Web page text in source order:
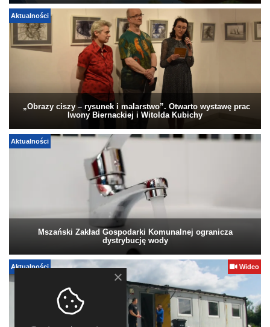
Aktualności
„Obrazy ciszy – rysunek i malarstwo”. Otwarto wystawę prac
Iwony Biernackiej i Witolda Kubichy
Aktualności
Mszański Zakład Gospodarki Komunalnej ogranicza
dystrybucję wody
Aktualności Wideo